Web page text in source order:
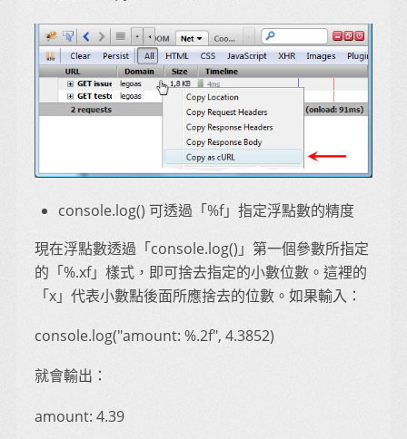
console.log() 可透過「%f」指定浮點數的精度
現在浮點數透過「console.log()」第一個參數所指定
的「%.xf」樣式，即可捨去指定的小數位數。這裡的
「x」代表小數點後面所應捨去的位數。如果輸入：
console.log("amount: %.2f", 4.3852)
就會輸出：
amount: 4.39